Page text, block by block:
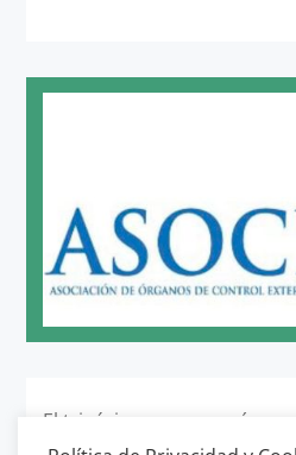
El trigésimo noveno